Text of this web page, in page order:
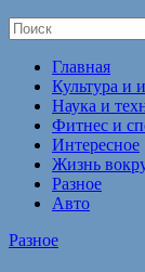
Главная
Культура и
Наука и
Фитнес и
Интересное
Жизнь
Разное
Авто
Разное